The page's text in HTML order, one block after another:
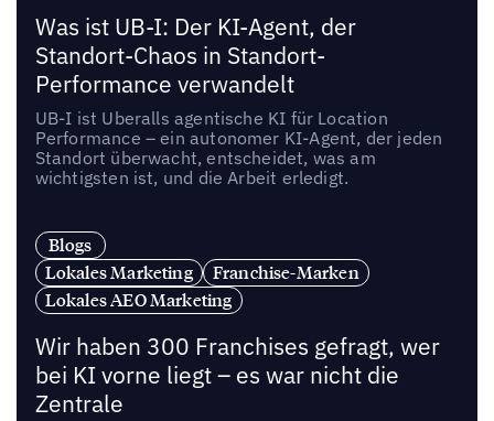
Was ist UB-I: Der KI-Agent, der
Standort-Chaos in Standort-
Performance verwandelt
UB-I ist Uberalls agentische KI für Location
Performance – ein autonomer KI-Agent, der jeden
Standort überwacht, entscheidet, was am
wichtigsten ist, und die Arbeit erledigt.
Blogs
Lokales Marketing
Franchise-Marken
Lokales AEO Marketing
Wir haben 300 Franchises gefragt, wer
bei KI vorne liegt – es war nicht die
Zentrale